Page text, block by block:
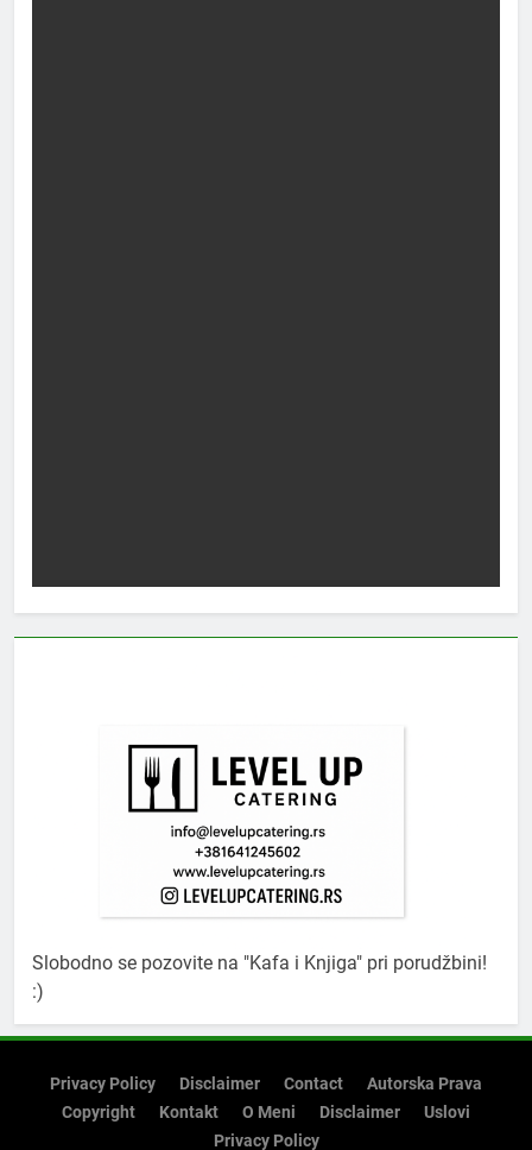
Slobodno se pozovite na "Kafa i Knjiga" pri porudžbini!
:)
Privacy Policy Disclaimer Contact
Autorska Prava
Copyright
Kontakt O Meni Disclaimer
Uslovi
Privacy Policy